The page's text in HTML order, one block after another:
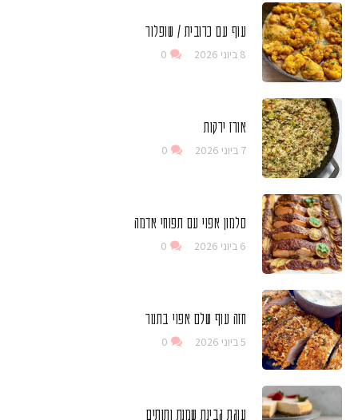
עוף עם כרובית / שופלור
8 ביוני 2026 0
אורז ירקות
7 ביוני 2026 0
סלמון אפוי עם תפוחי אדמה
6 ביוני 2026 0
חזה עוף שלם אפוי בתנור
5 ביוני 2026 0
עוגת גבינת שמנת ותותים